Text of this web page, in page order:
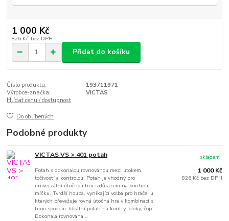
1 000 Kč
826 Kč bez DPH
Přidat do košíku
Číslo produktu:
193711971
Výrobce-značka:
VICTAS
Hlídat cenu / dostupnost
Do oblíbených
Podobné produkty
VICTAS VS > 401 potah
Potah s dokonalou rovnováhou mezi útokem,
točivostí a kontrolou. Potah je vhodný pro
univerzální útočnou hru s důrazem na kontrolu
míčku. Tvrdší houba, vynikající volba pro hráče, u
kterých převažuje rovná útočná hra v kombinaci s
hrou spodem. Ideální potah na kontry, bloky, čop.
Dokonalá rovnováha...
1 000 Kč
826 Kč bez DPH
skladem